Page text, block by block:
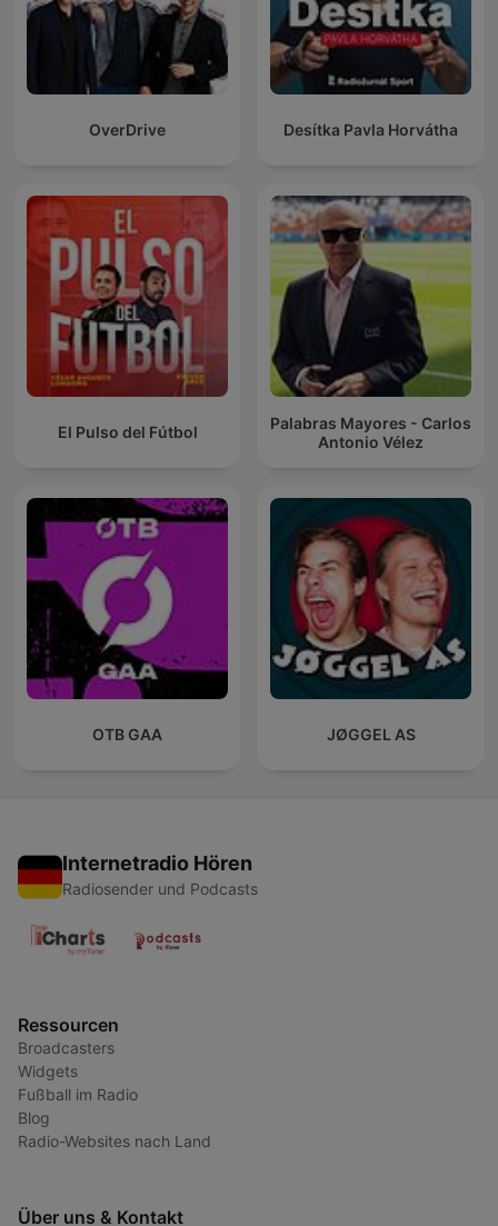
OverDrive Desítka Pavla Horvátha
El Pulso del Fútbol
Palabras Mayores - Carlos
Antonio Vélez
OTB GAA JØGGEL AS
Internetradio Hören
Radiosender und Podcasts
Ressourcen
Broadcasters
Widgets
Fußball im Radio
Blog
Radio-Websites nach Land
Über uns & Kontakt